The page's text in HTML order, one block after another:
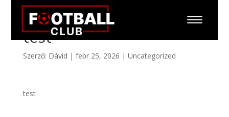
test
Szerző: Dávid | febr 25, 2026 | Uncategorized
test